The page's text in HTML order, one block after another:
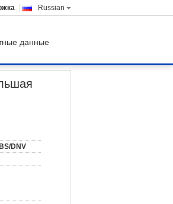
Russian
данные
DNV